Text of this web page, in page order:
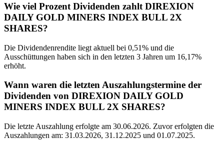
Wie viel Prozent Dividenden zahlt DIREXION
DAILY GOLD MINERS INDEX BULL 2X
SHARES?
Die Dividendenrendite liegt aktuell bei 0,51% und die
Ausschüttungen haben sich in den letzten 3 Jahren um 16,17%
erhöht.
Wann waren die letzten Auszahlungstermine der
Dividenden von DIREXION DAILY GOLD
MINERS INDEX BULL 2X SHARES?
Die letzte Auszahlung erfolgte am 30.06.2026. Zuvor erfolgten die
Auszahlungen am: 31.03.2026, 31.12.2025 und 01.07.2025.